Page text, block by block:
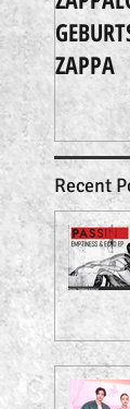
ZAPPA
Recent